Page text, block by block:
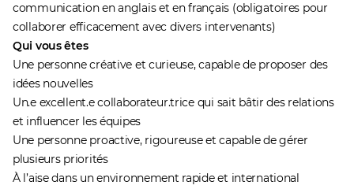
communication en anglais et en français (obligatoires pour
collaborer efficacement avec divers intervenants)
Qui vous êtes
Une personne créative et curieuse, capable de proposer des
idées nouvelles
Un.e excellent.e collaborateur.trice qui sait bâtir des relations
et influencer les équipes
Une personne proactive, rigoureuse et capable de gérer
plusieurs priorités
À l’aise dans un environnement rapide et international